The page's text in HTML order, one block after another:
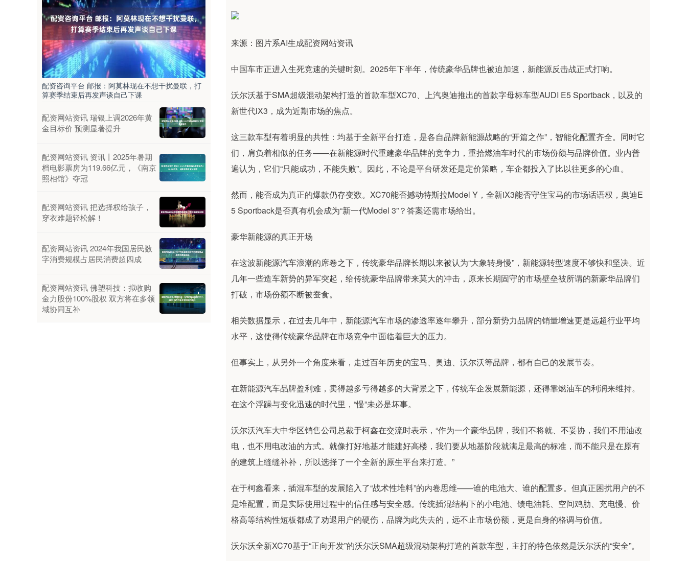
来源：图片系AI生成配资网站资讯
中国车市正进入生死竞速的关键时刻。2025年下半年，传统豪华品牌也被迫加速，新能源反击战正式打响。
沃尔沃基于SMA超级混动架构打造的首款车型XC70、上汽奥迪推出的首款字母标车型AUDI E5 Sportback，以及的
新世代iX3，成为近期市场的焦点。
这三款车型有着明显的共性：均基于全新平台打造，是各自品牌新能源战略的“开篇之作”，智能化配置齐全。同时它
们，肩负着相似的任务——在新能源时代重建豪华品牌的竞争力，重拾燃油车时代的市场份额与品牌价值。业内普
遍认为，它们“只能成功，不能失败”。因此，不论是平台研发还是定价策略，车企都投入了比以往更多的心血。
然而，能否成为真正的爆款仍存变数。XC70能否撼动特斯拉Model Y，全新iX3能否守住宝马的市场话语权，奥迪E
5 Sportback是否真有机会成为“新一代Model 3”？答案还需市场给出。
豪华新能源的真正开场
在这波新能源汽车浪潮的席卷之下，传统豪华品牌长期以来被认为“大象转身慢”，新能源转型速度不够快和坚决。近
几年一些造车新势的异军突起，给传统豪华品牌带来莫大的冲击，原来长期固守的市场壁垒被所谓的新豪华品牌们
打破，市场份额不断被蚕食。
相关数据显示，在过去几年中，新能源汽车市场的渗透率逐年攀升，部分新势力品牌的销量增速更是远超行业平均
水平，这使得传统豪华品牌在市场竞争中面临着巨大的压力。
但事实上，从另外一个角度来看，走过百年历史的宝马、奥迪、沃尔沃等品牌，都有自己的发展节奏。
在新能源汽车品牌盈利难，卖得越多亏得越多的大背景之下，传统车企发展新能源，还得靠燃油车的利润来维持。
在这个浮躁与变化迅速的时代里，“慢”未必是坏事。
沃尔沃汽车大中华区销售公司总裁于柯鑫在交流时表示，“作为一个豪华品牌，我们不将就、不妥协，我们不用油改
电，也不用电改油的方式。就像打好地基才能建好高楼，我们要从地基阶段就满足最高的标准，而不能只是在原有
的建筑上缝缝补补，所以选择了一个全新的原生平台来打造。”
在于柯鑫看来，插混车型的发展陷入了“战术性堆料”的内卷思维——谁的电池大、谁的配置多。但真正困扰用户的不
是堆配置，而是实际使用过程中的信任感与安全感。传统插混结构下的小电池、馈电油耗、空间鸡肋、充电慢、价
格高等结构性短板都成了劝退用户的硬伤，品牌为此失去的，远不止市场份额，更是自身的格调与价值。
沃尔沃全新XC70基于“正向开发”的沃尔沃SMA超级混动架构打造的首款车型，主打的特色依然是沃尔沃的“安全”。
配资咨询平台 邮报：阿莫林现在不想干扰曼联，打
算赛季结束后再发声谈自己下课
配资网站资讯 瑞银上调2026年黄
金目标价 预测显著提升
配资网站资讯 资讯丨2025年暑期
档电影票房为119.66亿元，《南京
照相馆》夺冠
配资网站资讯 把选择权给孩子，
穿衣难题轻松解！
配资网站资讯 2024年我国居民数
字消费规模占居民消费超四成
配资网站资讯 佛塑科技：拟收购
金力股份100%股权 双方将在多领
域协同互补